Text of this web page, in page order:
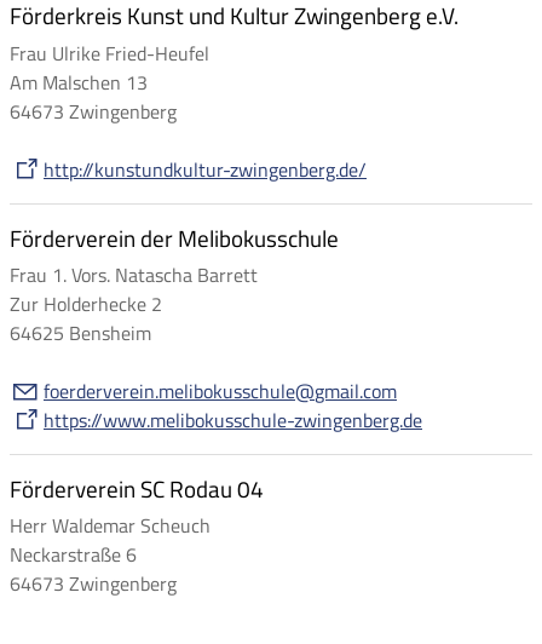
Förderkreis Kunst und Kultur Zwingenberg e.V.
Frau Ulrike Fried-Heufel
Am Malschen 13
64673 Zwingenberg
http://kunstundkultur-zwingenberg.de/
Förderverein der Melibokusschule
Frau 1. Vors. Natascha Barrett
Zur Holderhecke 2
64625 Bensheim
f
rd rv r n m l b k ssch l gm lc m
https://www.melibokusschule-zwingenberg.de
Förderverein SC Rodau 04
Herr Waldemar Scheuch
Neckarstraße 6
64673 Zwingenberg